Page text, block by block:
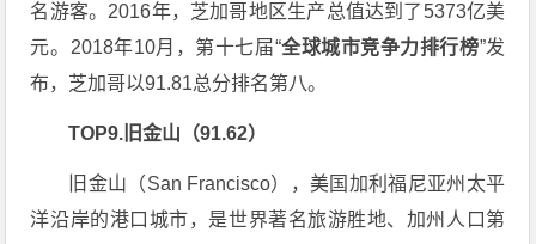
名游客。2016年，芝加哥地区生产总值达到了5373亿美
元。2018年10月，第十七届“全球城市竞争力排行榜”发
布，芝加哥以91.81总分排名第八。
TOP9.旧金山（91.62）
旧金山（San Francisco），美国加利福尼亚州太平
洋沿岸的港口城市，是世界著名旅游胜地、加州人口第